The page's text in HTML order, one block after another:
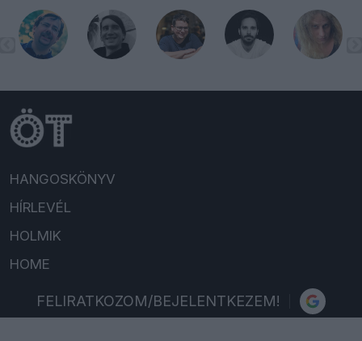
HANGOSKÖNYV
HÍRLEVÉL
HOLMIK
HOME
FELIRATKOZOM/BEJELENTKEZEM!